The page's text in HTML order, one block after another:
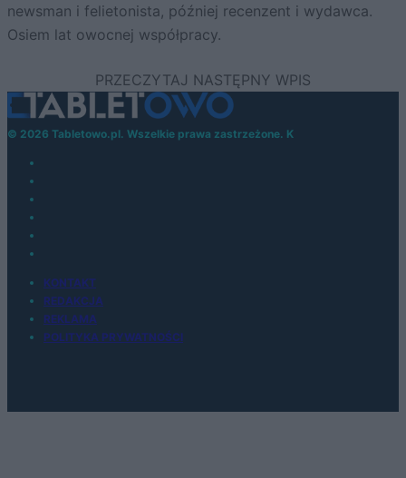
newsman i felietonista, później recenzent i wydawca.
Osiem lat owocnej współpracy.
© 2026 Tabletowo.pl. Wszelkie prawa zastrzeżone. K
KONTAKT
REDAKCJA
REKLAMA
POLITYKA PRYWATNOŚCI